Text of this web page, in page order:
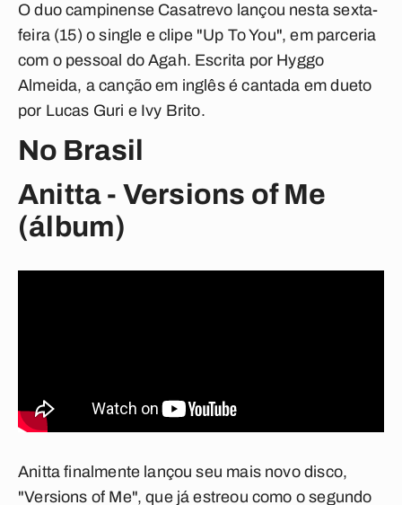
O duo campinense Casatrevo lançou nesta sexta-
feira (15) o single e clipe "Up To You", em parceria
com o pessoal do Agah. Escrita por Hyggo
Almeida, a canção em inglês é cantada em dueto
por Lucas Guri e Ivy Brito.
No Brasil
Anitta - Versions of Me
(álbum)
Anitta finalmente lançou seu mais novo disco,
"Versions of Me", que já estreou como o segundo